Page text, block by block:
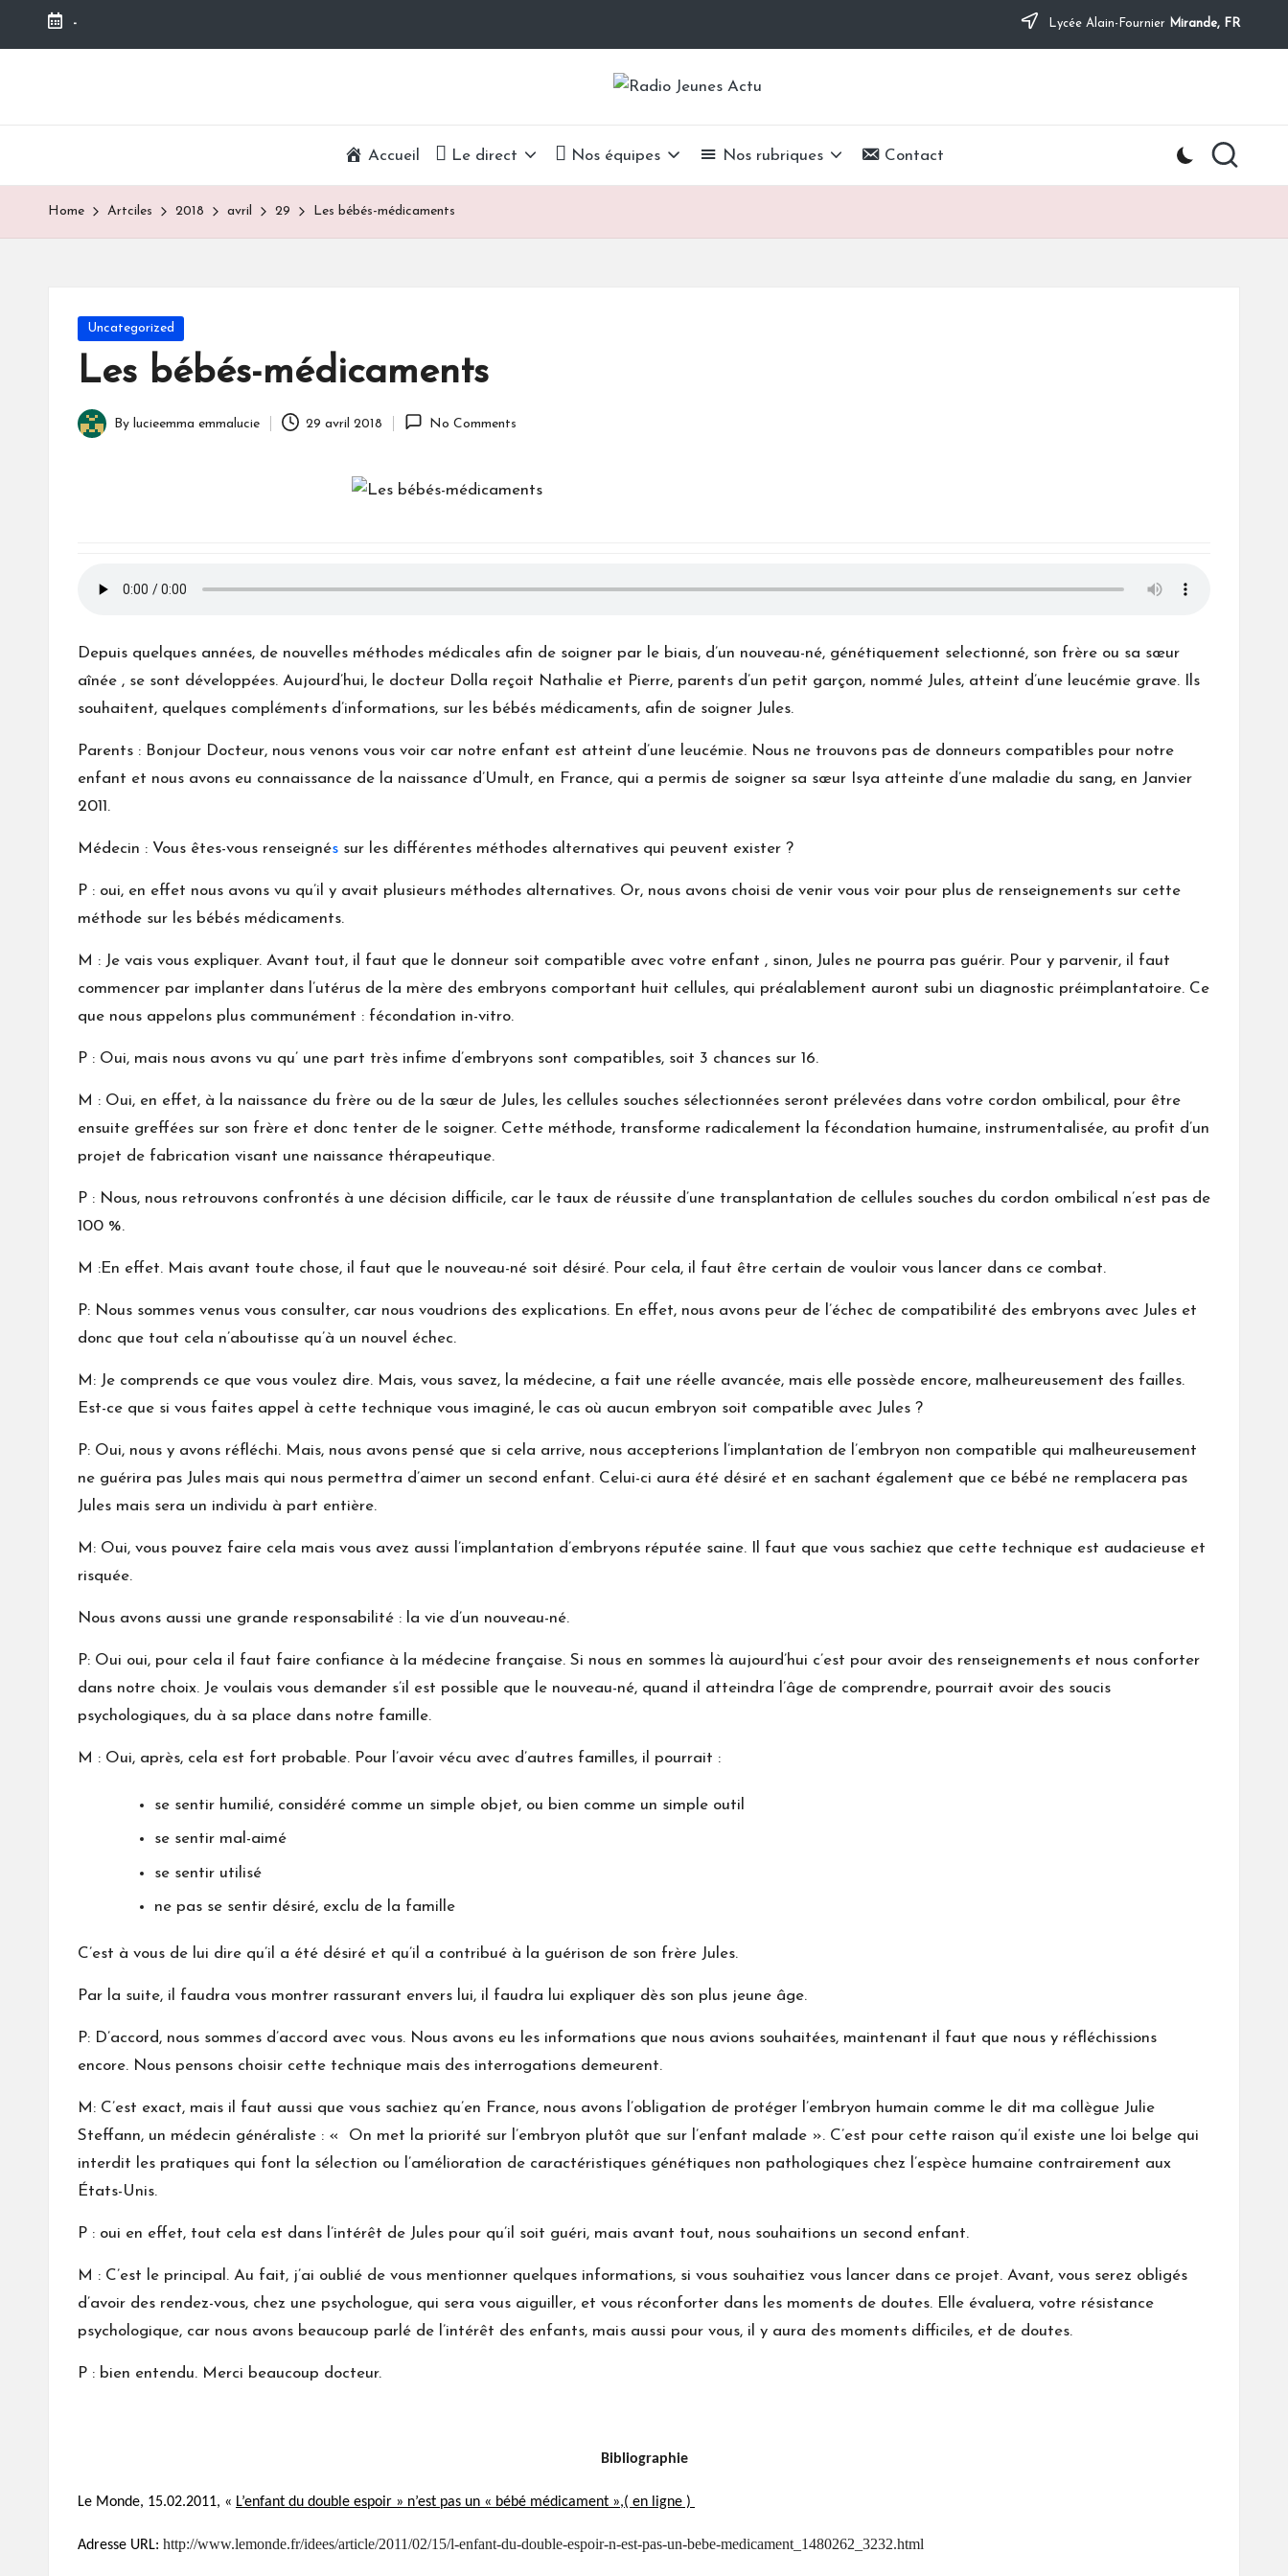
Skip
- Lycée Alain-Fournier Mirande, FR
R
d
c
t
u
La
Lycée
Alain-
Accueil Le direct Nos équipes Nos rubriques Contact
Home Artciles 2018 avril 29 Les bébés-médicaments
Posted
in
Uncategorized
Les bébés-médicaments
Posted
By lucieemma emmalucie 29 avril 2018 No Comments
Depuis quelques années, de nouvelles méthodes médicales afin de soigner par le biais, d’un nouveau-né, génétiquement selectionné, son frère ou sa sœur
aînée , se sont développées. Aujourd’hui, le docteur Dolla reçoit Nathalie et Pierre, parents d’un petit garçon, nommé Jules, atteint d’une leucémie grave. Ils
souhaitent, quelques compléments d’informations, sur les bébés médicaments, afin de soigner Jules.
Parents : Bonjour Docteur, nous venons vous voir car notre enfant est atteint d’une leucémie. Nous ne trouvons pas de donneurs compatibles pour notre
enfant et nous avons eu connaissance de la naissance d’Umult, en France, qui a permis de soigner sa sœur Isya atteinte d’une maladie du sang, en Janvier
2011.
Médecin : Vous êtes-vous renseignés sur les différentes méthodes alternatives qui peuvent exister ?
P : oui, en effet nous avons vu qu’il y avait plusieurs méthodes alternatives. Or, nous avons choisi de venir vous voir pour plus de renseignements sur cette
méthode sur les bébés médicaments.
M : Je vais vous expliquer. Avant tout, il faut que le donneur soit compatible avec votre enfant , sinon, Jules ne pourra pas guérir. Pour y parvenir, il faut
commencer par implanter dans l’utérus de la mère des embryons comportant huit cellules, qui préalablement auront subi un diagnostic préimplantatoire. Ce
que nous appelons plus communément : fécondation in-vitro.
P : Oui, mais nous avons vu qu’ une part très infime d’embryons sont compatibles, soit 3 chances sur 16.
M : Oui, en effet, à la naissance du frère ou de la sœur de Jules, les cellules souches sélectionnées seront prélevées dans votre cordon ombilical, pour être
ensuite greffées sur son frère et donc tenter de le soigner. Cette méthode, transforme radicalement la fécondation humaine, instrumentalisée, au profit d’un
projet de fabrication visant une naissance thérapeutique.
P : Nous, nous retrouvons confrontés à une décision difficile, car le taux de réussite d’une transplantation de cellules souches du cordon ombilical n’est pas de
100 %.
M :En effet. Mais avant toute chose, il faut que le nouveau-né soit désiré. Pour cela, il faut être certain de vouloir vous lancer dans ce combat.
P: Nous sommes venus vous consulter, car nous voudrions des explications. En effet, nous avons peur de l’échec de compatibilité des embryons avec Jules et
donc que tout cela n’aboutisse qu’à un nouvel échec.
M: Je comprends ce que vous voulez dire. Mais, vous savez, la médecine, a fait une réelle avancée, mais elle possède encore, malheureusement des failles.
Est-ce que si vous faites appel à cette technique vous imaginé, le cas où aucun embryon soit compatible avec Jules ?
P: Oui, nous y avons réfléchi. Mais, nous avons pensé que si cela arrive, nous accepterions l’implantation de l’embryon non compatible qui malheureusement
ne guérira pas Jules mais qui nous permettra d’aimer un second enfant. Celui-ci aura été désiré et en sachant également que ce bébé ne remplacera pas
Jules mais sera un individu à part entière.
M: Oui, vous pouvez faire cela mais vous avez aussi l’implantation d’embryons réputée saine. Il faut que vous sachiez que cette technique est audacieuse et
risquée.
Nous avons aussi une grande responsabilité : la vie d’un nouveau-né.
P: Oui oui, pour cela il faut faire confiance à la médecine française. Si nous en sommes là aujourd’hui c’est pour avoir des renseignements et nous conforter
dans notre choix. Je voulais vous demander s’il est possible que le nouveau-né, quand il atteindra l’âge de comprendre, pourrait avoir des soucis
psychologiques, du à sa place dans notre famille.
M : Oui, après, cela est fort probable. Pour l’avoir vécu avec d’autres familles, il pourrait :
se sentir humilié, considéré comme un simple objet, ou bien comme un simple outil
se sentir mal-aimé
se sentir utilisé
ne pas se sentir désiré, exclu de la famille
C’est à vous de lui dire qu’il a été désiré et qu’il a contribué à la guérison de son frère Jules.
Par la suite, il faudra vous montrer rassurant envers lui, il faudra lui expliquer dès son plus jeune âge.
P: D’accord, nous sommes d’accord avec vous. Nous avons eu les informations que nous avions souhaitées, maintenant il faut que nous y réfléchissions
encore. Nous pensons choisir cette technique mais des interrogations demeurent.
M: C’est exact, mais il faut aussi que vous sachiez qu’en France, nous avons l’obligation de protéger l’embryon humain comme le dit ma collègue Julie
Steffann, un médecin généraliste : « On met la priorité sur l’embryon plutôt que sur l’enfant malade ». C’est pour cette raison qu’il existe une loi belge qui
interdit les pratiques qui font la sélection ou l’amélioration de caractéristiques génétiques non pathologiques chez l’espèce humaine contrairement aux
États-Unis.
P : oui en effet, tout cela est dans l’intérêt de Jules pour qu’il soit guéri, mais avant tout, nous souhaitions un second enfant.
M : C’est le principal. Au fait, j’ai oublié de vous mentionner quelques informations, si vous souhaitiez vous lancer dans ce projet. Avant, vous serez obligés
d’avoir des rendez-vous, chez une psychologue, qui sera vous aiguiller, et vous réconforter dans les moments de doutes. Elle évaluera, votre résistance
psychologique, car nous avons beaucoup parlé de l’intérêt des enfants, mais aussi pour vous, il y aura des moments difficiles, et de doutes.
P : bien entendu. Merci beaucoup docteur.
Bibliographie
Le Monde, 15.02.2011, « L’enfant du double espoir » n’est pas un « bébé médicament »,( en ligne )
Adresse URL: http://www.lemonde.fr/idees/article/2011/02/15/l-enfant-du-double-espoir-n-est-pas-un-bebe-medicament_1480262_3232.html